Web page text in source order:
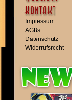
Impressum
AGBs
Datenschutz
Widerrufsrecht